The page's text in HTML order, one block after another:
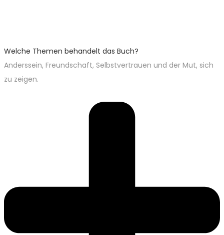
Welche Themen behandelt das Buch?
Anderssein, Freundschaft, Selbstvertrauen und der Mut, sich
zu zeigen.